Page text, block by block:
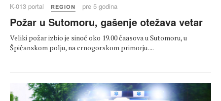
K-013 portal REGION pre 5 godina
Požar u Sutomoru, gašenje otežava vetar
Veliki požar izbio je sinoć oko 19.00 čaasova u Sutomoru, u
Špičanskom polju, na crnogorskom primorju. ...